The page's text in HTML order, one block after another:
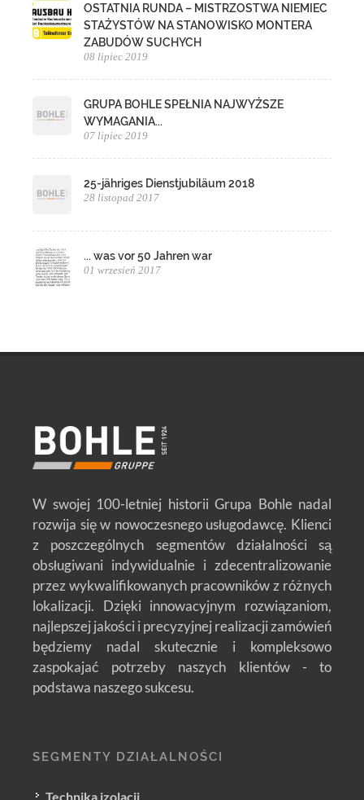
OSTATNIA RUNDA – MISTRZOSTWA NIEMIEC
STAŻYSTÓW NA STANOWISKO MONTERA
ZABUDÓW SUCHYCH
08 lipiec 2019
GRUPA BOHLE SPEŁNIA NAJWYŻSZE
WYMAGANIA...
07 lipiec 2019
25-jähriges Dienstjubiläum 2018
28 listopad 2017
... was vor 50 Jahren war
01 wrzesień 2017
W swojej 100-letniej historii Grupa Bohle nadal
rozwija się w nowoczesnego usługodawcę. Klienci
z poszczególnych segmentów działalności są
obsługiwani indywidualnie i zdecentralizowanie
przez wykwalifikowanych pracowników z różnych
lokalizacji. Dzięki innowacyjnym rozwiązaniom,
najlepszej jakości i precyzyjnej realizacji zamówień
będziemy nadal skutecznie i kompleksowo
zaspokajać potrzeby naszych klientów - to
podstawa naszego sukcesu.
SEGMENTY DZIAŁALNOŚCI
Technika izolacji